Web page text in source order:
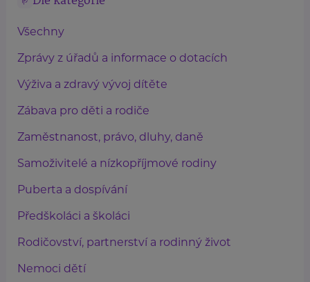
Všechny
Zprávy z úřadů a informace o dotacích
Výživa a zdravý vývoj dítěte
Zábava pro děti a rodiče
Zaměstnanost, právo, dluhy, daně
Samoživitelé a nízkopříjmové rodiny
Puberta a dospívání
Předškoláci a školáci
Rodičovství, partnerství a rodinný život
Nemoci dětí